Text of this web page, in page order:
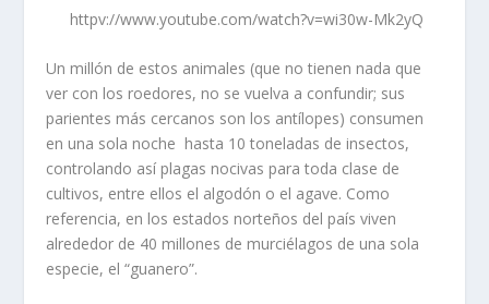
httpv://www.youtube.com/watch?v=wi30w-Mk2yQ
Un millón de estos animales (que no tienen nada que
ver con los roedores, no se vuelva a confundir; sus
parientes más cercanos son los antílopes) consumen
en una sola noche hasta 10 toneladas de insectos,
controlando así plagas nocivas para toda clase de
cultivos, entre ellos el algodón o el agave. Como
referencia, en los estados norteños del país viven
alrededor de 40 millones de murciélagos de una sola
especie, el “guanero”.